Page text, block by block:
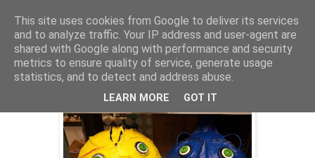
2. april 2020
Tango og AI
This site uses cookies from Google to deliver its services
and to analyze traffic. Your IP address and user-agent are
shared with Google along with performance and security
metrics to ensure quality of service, generate usage
statistics, and to detect and address abuse.
LEARN MORE GOT IT